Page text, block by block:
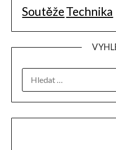
SoutěžeTechnika